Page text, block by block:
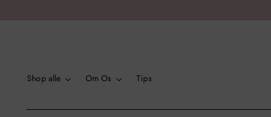
Shop alle Om Os Tips